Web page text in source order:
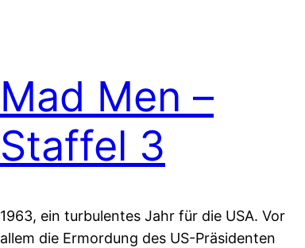
Mad Men –
Staffel 3
1963, ein turbulentes Jahr für die USA. Vor
allem die Ermordung des US-Präsidenten